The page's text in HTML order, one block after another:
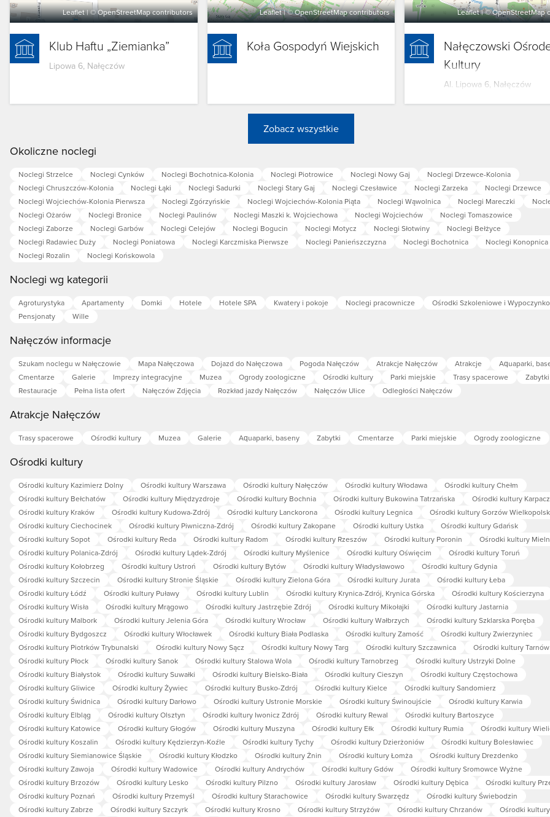
Leaflet| ©OpenStreetMapcontributors
Klub Haftu „Ziemianka”
Lipowa 6, Nałęczów
Leaflet| ©OpenStreetMapcontributors
Koła Gospodyń Wiejskich
Leaflet| ©OpenStreetMap
Nałęczowski
Kultury
Al. Lipowa 6, Nałęczów
Zobacz wszystkie
Okoliczne noclegi
Noclegi Strzelce Noclegi Cynków Noclegi Bochotnica-Kolonia Noclegi Piotrowice Noclegi Nowy Gaj
Noclegi Drzewce-Kolonia
Noclegi Chruszczów-Kolonia
Noclegi Łąki Noclegi Sadurki Noclegi Stary Gaj Noclegi Czesławice Noclegi Zarzeka
Noclegi Drzewce
Noclegi Wojciechów-Kolonia Pierwsza
Noclegi Zgórzyńskie Noclegi Wojciechów-Kolonia Piąta Noclegi Wąwolnica Noclegi Mareczki
Noclegi Ożarów
Noclegi Bronice Noclegi Paulinów Noclegi Maszki k. Wojciechowa Noclegi Wojciechów
Noclegi Tomaszowice
Noclegi Zaborze
Noclegi Garbów Noclegi Celejów Noclegi Bogucin Noclegi Motycz Noclegi Słotwiny
Noclegi Bełżyce
Noclegi Radawiec Duży
Noclegi Poniatowa Noclegi Karczmiska Pierwsze Noclegi Panieńszczyzna Noclegi Bochotnica
Noclegi Konopnica
Noclegi Rozalin
Noclegi Końskowola
Noclegi wg kategorii
Agroturystyka Apartamenty Domki Hotele Hotele SPA Kwatery i pokoje Noclegi pracownicze
Ośrodki Szkoleniowe i
Pensjonaty
Wille
Nałęczów informacje
Szukam noclegu w Nałęczowie Mapa Nałęczowa Dojazd do Nałęczowa Pogoda Nałęczów Atrakcje Nałęczów Atrakcje
Aquaparki,
Cmentarze
Galerie Imprezy integracyjne Muzea Ogrody zoologiczne Ośrodki kultury Parki miejskie Trasy spacerowe
Zabytki
Restauracje
Pełna lista ofert Nałęczów Zdjęcia Rozkład jazdy Nałęczów Nałęczów Ulice Odległości Nałęczów
Atrakcje Nałęczów
Trasy spacerowe Ośrodki kultury Muzea Galerie Aquaparki, baseny Zabytki Cmentarze Parki miejskie Ogrody zoologiczne
Ośrodki kultury
Ośrodki kultury Kazimierz Dolny Ośrodki kultury Warszawa Ośrodki kultury Nałęczów Ośrodki kultury Włodawa
Ośrodki kultury Chełm
Ośrodki kultury Bełchatów
Ośrodki kultury Międzyzdroje Ośrodki kultury Bochnia Ośrodki kultury Bukowina Tatrzańska
Ośrodki kultury Karpacz
Ośrodki kultury Kraków
Ośrodki kultury Kudowa-Zdrój Ośrodki kultury Lanckorona Ośrodki kultury Legnica
Ośrodki kultury Gorzów
Ośrodki kultury Ciechocinek
Ośrodki kultury Piwniczna-Zdrój Ośrodki kultury Zakopane Ośrodki kultury Ustka
Ośrodki kultury Gdańsk
Ośrodki kultury Sopot
Ośrodki kultury Reda Ośrodki kultury Radom Ośrodki kultury Rzeszów Ośrodki kultury Poronin
Ośrodki kultury
Ośrodki kultury Polanica-Zdrój
Ośrodki kultury Lądek-Zdrój Ośrodki kultury Myślenice Ośrodki kultury Oświęcim
Ośrodki kultury Toruń
Ośrodki kultury Kołobrzeg
Ośrodki kultury Ustroń Ośrodki kultury Bytów Ośrodki kultury Władysławowo
Ośrodki kultury Gdynia
Ośrodki kultury Szczecin
Ośrodki kultury Stronie Śląskie Ośrodki kultury Zielona Góra Ośrodki kultury Jurata
Ośrodki kultury Łeba
Ośrodki kultury Łódź
Ośrodki kultury Puławy Ośrodki kultury Lublin Ośrodki kultury Krynica-Zdrój, Krynica Górska
Ośrodki kultury Kościerzyna
Ośrodki kultury Wisła
Ośrodki kultury Mrągowo Ośrodki kultury Jastrzębie Zdrój Ośrodki kultury Mikołajki
Ośrodki kultury Jastarnia
Ośrodki kultury Malbork
Ośrodki kultury Jelenia Góra Ośrodki kultury Wrocław Ośrodki kultury Wałbrzych
Ośrodki kultury Szklarska Poręba
Ośrodki kultury Bydgoszcz
Ośrodki kultury Włocławek Ośrodki kultury Biała Podlaska Ośrodki kultury Zamość
Ośrodki kultury Zwierzyniec
Ośrodki kultury Piotrków Trybunalski
Ośrodki kultury Nowy Sącz Ośrodki kultury Nowy Targ Ośrodki kultury Szczawnica
Ośrodki kultury Tarnów
Ośrodki kultury Płock
Ośrodki kultury Sanok Ośrodki kultury Stalowa Wola Ośrodki kultury Tarnobrzeg
Ośrodki kultury Ustrzyki Dolne
Ośrodki kultury Białystok
Ośrodki kultury Suwałki Ośrodki kultury Bielsko-Biała Ośrodki kultury Cieszyn
Ośrodki kultury Częstochowa
Ośrodki kultury Gliwice
Ośrodki kultury Żywiec Ośrodki kultury Busko-Zdrój Ośrodki kultury Kielce
Ośrodki kultury Sandomierz
Ośrodki kultury Świdnica
Ośrodki kultury Darłowo Ośrodki kultury Ustronie Morskie Ośrodki kultury Świnoujście
Ośrodki kultury Karwia
Ośrodki kultury Elbląg
Ośrodki kultury Olsztyn Ośrodki kultury Iwonicz Zdrój Ośrodki kultury Rewal
Ośrodki kultury Bartoszyce
Ośrodki kultury Katowice
Ośrodki kultury Głogów Ośrodki kultury Muszyna Ośrodki kultury Ełk Ośrodki kultury Rumia
Ośrodki kultury
Ośrodki kultury Koszalin
Ośrodki kultury Kędzierzyn-Koźle Ośrodki kultury Tychy Ośrodki kultury Dzierżoniów
Ośrodki kultury Bolesławiec
Ośrodki kultury Siemianowice Śląskie
Ośrodki kultury Kłodzko Ośrodki kultury Żnin Ośrodki kultury Łomża
Ośrodki kultury Drezdenko
Ośrodki kultury Zawoja
Ośrodki kultury Wadowice Ośrodki kultury Andrychów Ośrodki kultury Gdów
Ośrodki kultury Sromowce Wyżne
Ośrodki kultury Brzozów
Ośrodki kultury Lesko Ośrodki kultury Pilzno Ośrodki kultury Jarosław Ośrodki kultury Dębica
Ośrodki kultury
Ośrodki kultury Poznań
Ośrodki kultury Przemyśl Ośrodki kultury Starachowice Ośrodki kultury Swarzędz
Ośrodki kultury Świebodzin
Ośrodki kultury Zabrze
Ośrodki kultury Szczyrk Ośrodki kultury Krosno Ośrodki kultury Strzyżów Ośrodki kultury Chrzanów Ośrodki